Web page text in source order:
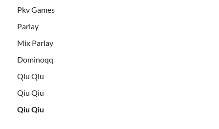
Pkv Games
Parlay
Mix Parlay
Dominoqq
Qiu Qiu
Qiu Qiu
Qiu Qiu